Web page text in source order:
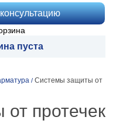
пуста
/ Системы защиты от
протечек